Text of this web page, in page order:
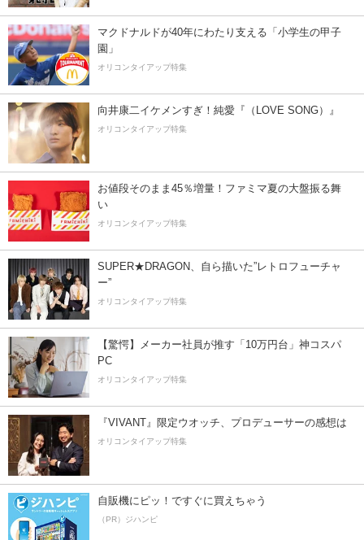
マクドナルドが40年にわたり支える「小学生の甲子
園」
オリコンタイアップ特集
向井康二イケメンすぎ！純愛『（LOVE SONG）』
オリコンタイアップ特集
お値段そのまま45％増量！ファミマ夏の大盤振る舞
い
オリコンタイアップ特集
SUPER★DRAGON、自ら描いた”レトロフューチャ
ー”
オリコンタイアップ特集
【驚愕】メーカー社員が推す「10万円台」神コスパ
PC
オリコンタイアップ特集
『VIVANT』限定ウオッチ、プロデューサーの感想は
オリコンタイアップ特集
自販機にピッ！ですぐに買えちゃう
（PR）ジハンピ